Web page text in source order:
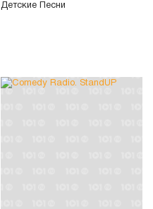
Детские Песни